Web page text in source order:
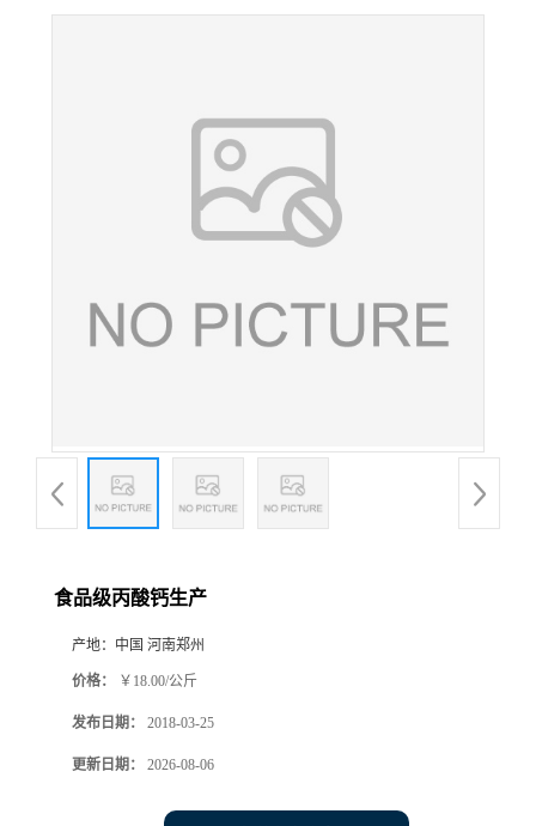
食品级丙酸钙生产
产地： 中国 河南郑州
价格： ￥18.00/公斤
发布日期： 2018-03-25
更新日期： 2026-08-06